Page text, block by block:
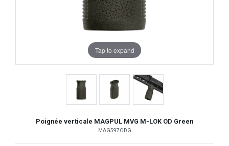
Tap to expand
Poignée verticale MAGPUL MVG M-LOK OD Green
MAG597ODG